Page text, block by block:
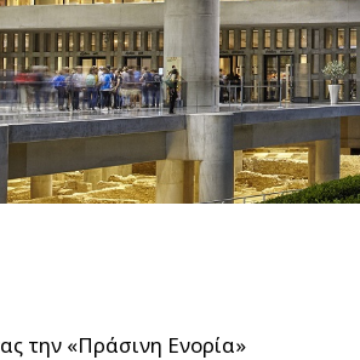
την «Πράσινη Ενορία»